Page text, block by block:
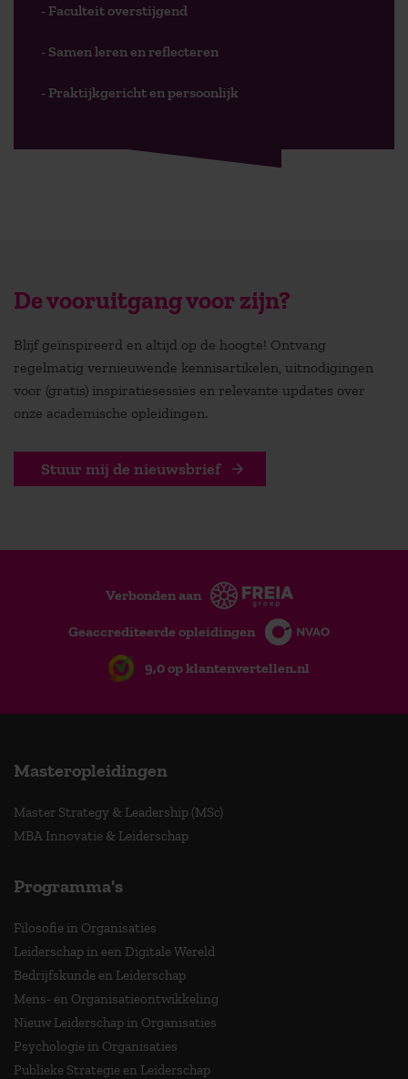
- Faculteit overstijgend
- Samen leren en reflecteren
- Praktijkgericht en persoonlijk
De vooruitgang voor zijn?
Blijf geïnspireerd en altijd op de hoogte! Ontvang
regelmatig vernieuwende kennisartikelen, uitnodigingen
voor (gratis) inspiratiesessies en relevante updates over
onze academische opleidingen.
Stuur mij de nieuwsbrief
Verbonden aan
Geaccrediteerde opleidingen
9,0 op klantenvertellen.nl
Masteropleidingen
Master Strategy & Leadership (MSc)
MBA Innovatie & Leiderschap
Programma's
Filosofie in Organisaties
Leiderschap in een Digitale Wereld
Bedrijfskunde en Leiderschap
Mens- en Organisatieontwikkeling
Nieuw Leiderschap in Organisaties
Psychologie in Organisaties
Publieke Strategie en Leiderschap